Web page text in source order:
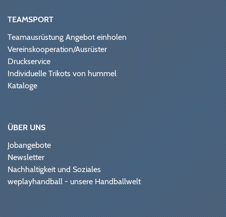
TEAMSPORT
Teamausrüstung Angebot einholen
Vereinskooperation/Ausrüster
Druckservice
Individuelle Trikots von hummel
Kataloge
ÜBER UNS
Jobangebote
Newsletter
Nachhaltigkeit und Soziales
weplayhandball - unsere Handballwelt